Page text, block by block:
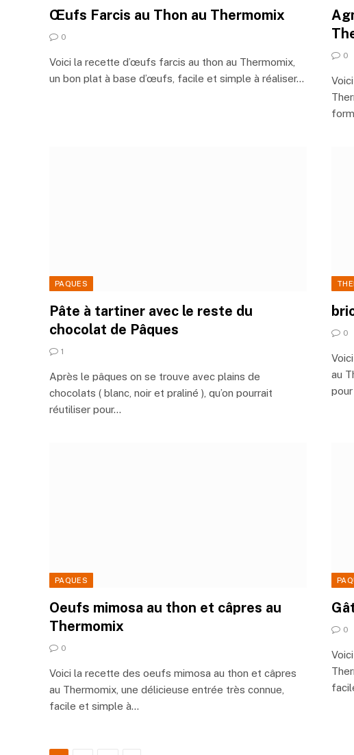
Œufs Farcis au Thon au Thermomix
0
Voici la recette d’œufs farcis au thon au Thermomix,
un bon plat à base d’œufs, facile et simple à réaliser…
0
PAQUES
Pâte à tartiner avec le reste du
chocolat de Pâques
1
Après le pâques on se trouve avec plains de
chocolats ( blanc, noir et praliné ), qu’on pourrait
réutiliser pour…
0
au
PAQUES
Oeufs mimosa au thon et câpres au
Thermomix
0
Voici la recette des oeufs mimosa au thon et câpres
au Thermomix, une délicieuse entrée très connue,
facile et simple à…
0